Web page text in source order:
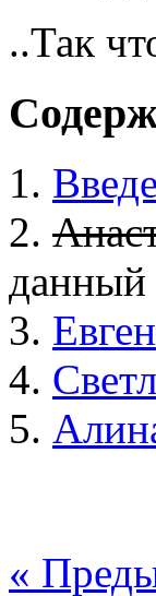
..Так
1.
2.
данный
3.
4.
5.
«